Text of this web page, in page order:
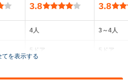
3.8
4人
5ドア
全高
3.8
3～4人
5ドア
全高
てを表示する